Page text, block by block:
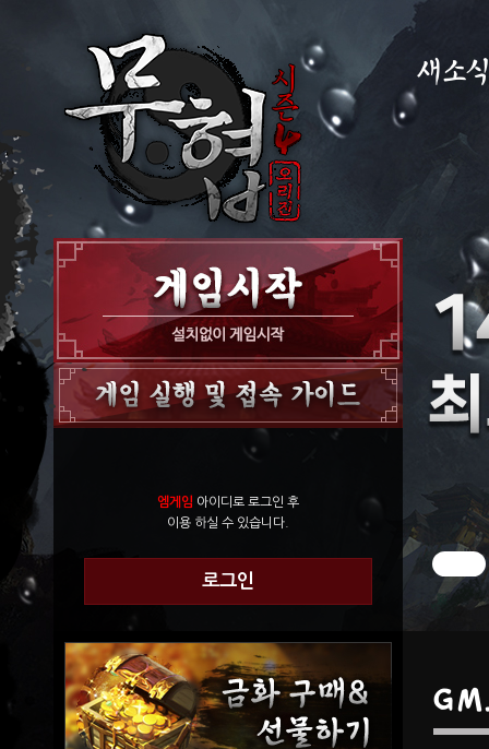
새소
GM노트
엠게임 아이디로 로그인 후
이용 하실 수 있습니다.
로그인
GM